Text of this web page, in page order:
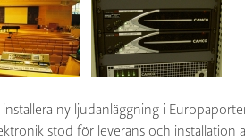
ny ljudanläggning i
stod för leverans och installation